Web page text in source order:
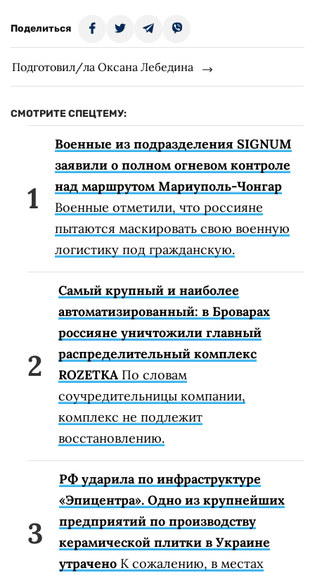
Поделиться
Подготовил/ла Оксана Лебедина
СМОТРИТЕ СПЕЦТЕМУ:
Военные из подразделения SIGNUM
заявили о полном огневом контроле
над маршрутом Мариуполь-Чонгар
Военные отметили, что россияне
пытаются маскировать свою военную
логистику под гражданскую.
Самый крупный и наиболее
автоматизированный: в Броварах
россияне уничтожили главный
распределительный комплекс
ROZETKA По словам
соучредительницы компании,
комплекс не подлежит
восстановлению.
РФ ударила по инфраструктуре
«Эпицентра». Одно из крупнейших
предприятий по производству
керамической плитки в Украине
утрачено К сожалению, в местах